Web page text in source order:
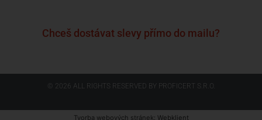
Chceš dostávat slevy přímo do mailu?
© 2026 ALL RIGHTS RESERVED​ BY PROFICERT S.R.O.
Tvorba webových stránek: Webklient